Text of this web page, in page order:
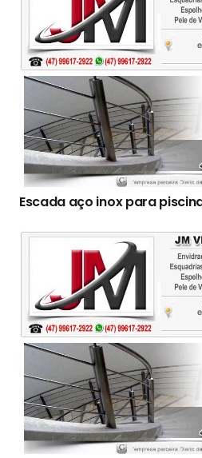
Escada aço inox para